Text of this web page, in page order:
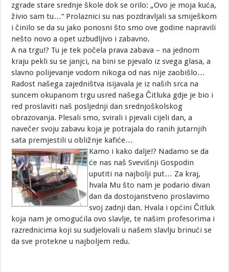
zgrade stare srednje škole dok se orilo: „Ovo je moja kuća,
živio sam tu…“ Prolaznici su nas pozdravljali sa smiješkom
i činilo se da su jako ponosni što smo ove godine napravili
nešto novo a opet uzbudljivo i zabavno.
A na trgu!? Tu je tek počela prava zabava – na jednom
kraju pekli su se janjci, na bini se pjevalo iz svega glasa, a
slavno polijevanje vodom nikoga od nas nije zaobišlo…
Radost našega zajedništva isijavala je iz naših srca na
suncem okupanom trgu usred našega Čitluka gdje je bio i
red proslaviti naš posljednji dan srednjoškolskog
obrazovanja. Plesali smo, svirali i pjevali cijeli dan, a
navečer svoju zabavu koja je potrajala do ranih jutarnjih
sata premjestili u obližnje kafiće…
Kamo i kako dalje!? Nadamo se da
će nas naš Svevišnji Gospodin
uputiti na najbolji put… Za kraj,
hvala Mu što nam je podario divan
dan da dostojanstveno proslavimo
svoj zadnji dan. Hvala i općini Čitluk
koja nam je omogućila ovo slavlje, te našim profesorima i
razrednicima koji su sudjelovali u našem slavlju brinući se
da sve protekne u najboljem redu.